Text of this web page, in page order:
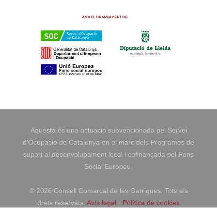
Aquesta és una actuació subvencionada pel Servei
d’Ocupació de Catalunya en el marc dels Programes de
suport al desenvolupament local i cofinançada pel Fons
Social Europeu.
© 2026 Consell Comarcal de les Garrigues. Tots els
drets reservats. Avís legal · Política de cookies